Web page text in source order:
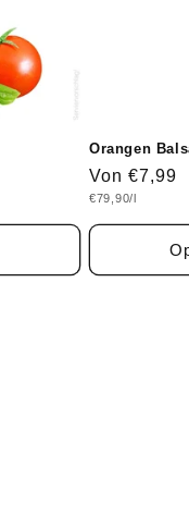
Orangen
Normaler
Preis
Von €7,99
Grundpreis
€79,90/l